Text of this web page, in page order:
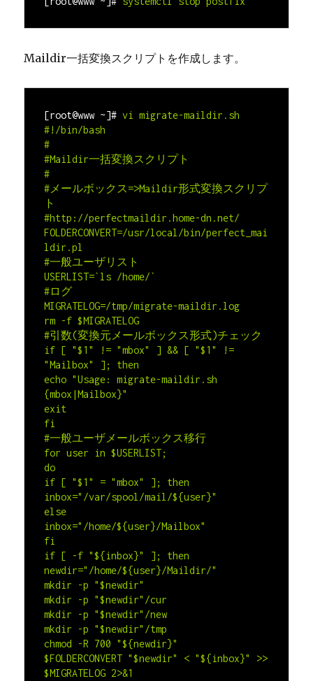
Maildir一括変換スクリプトを作成します。
[root@www ~]#
#!/bin/bash
#
#Maildir一括変換スクリプト
#
#メールボックス=>Maildir形式変換スクリプ
ト
#http://perfectmaildir.home-dn.net/
FOLDERCONVERT=/usr/local/bin/perfect_mai
ldir.pl
#一般ユーザリスト
USERLIST=`ls /home/`
#ログ
MIGRATELOG=/tmp/migrate-maildir.log
rm -f $MIGRATELOG
#引数(変換元メールボックス形式)チェック
if [ "$1" != "mbox" ] && [ "$1" !=
"Mailbox" ]; then
echo "Usage: migrate-maildir.sh
{mbox|Mailbox}"
exit
fi
#一般ユーザメールボックス移行
for user in $USERLIST;
do
if [ "$1" = "mbox" ]; then
inbox="/var/spool/mail/${user}"
else
inbox="/home/${user}/Mailbox"
fi
if [ -f "${inbox}" ]; then
newdir="/home/${user}/Maildir/"
mkdir -p "$newdir"
mkdir -p "$newdir"/cur
mkdir -p "$newdir"/new
mkdir -p "$newdir"/tmp
chmod -R 700 "${newdir}"
$FOLDERCONVERT "$newdir" < "${inbox}" >>
$MIGRATELOG 2>&1